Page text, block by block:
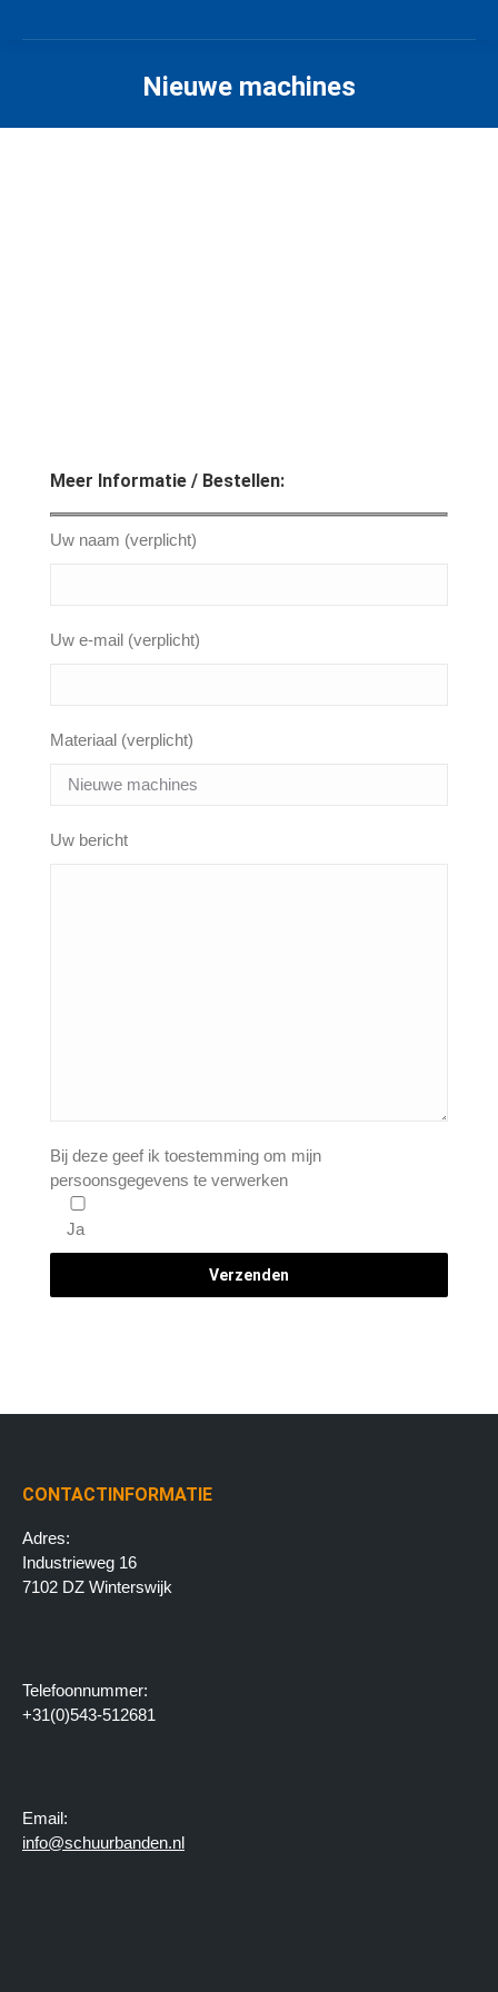
Nieuwe machines
Meer Informatie / Bestellen:
Uw naam (verplicht)
Uw e-mail (verplicht)
Materiaal (verplicht)
Uw bericht
Bij deze geef ik toestemming om mijn
persoonsgegevens te verwerken
Ja
CONTACTINFORMATIE
Adres:
Industrieweg 16
7102 DZ Winterswijk
Telefoonnummer:
+31(0)543-512681
Email:
info@schuurbanden.nl